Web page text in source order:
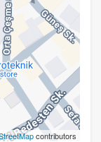
contributors